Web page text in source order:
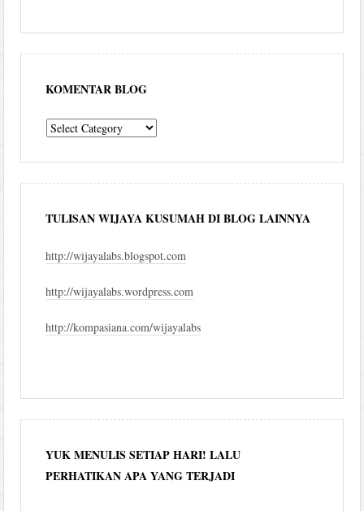
KOMENTAR BLOG
komentar
TULISAN WIJAYA KUSUMAH DI BLOG LAINNYA
http://wijayalabs.blogspot.com
http://wijayalabs.wordpress.com
http://kompasiana.com/wijayalabs
YUK MENULIS SETIAP HARI! LALU
PERHATIKAN APA YANG TERJADI